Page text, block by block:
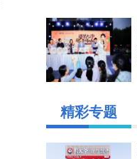
精彩专题